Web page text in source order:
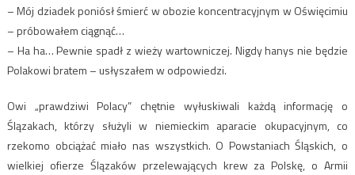
– Mój dziadek poniósł śmierć w obozie koncentracyjnym w Oświęcimiu
– próbowałem ciągnąć…
– Ha ha… Pewnie spadł z wieży wartowniczej. Nigdy hanys nie będzie
Polakowi bratem – usłyszałem w odpowiedzi.
Owi „prawdziwi Polacy” chętnie wyłuskiwali każdą informację o
Ślązakach, którzy służyli w niemieckim aparacie okupacyjnym, co
rzekomo obciążać miało nas wszystkich. O Powstaniach Śląskich, o
wielkiej ofierze Ślązaków przelewających krew za Polskę, o Armii